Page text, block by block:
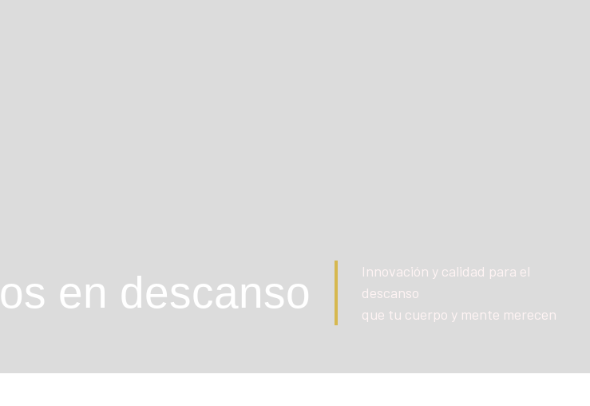
en descanso
Innovación y calidad para el
descanso
que tu cuerpo y mente merecen